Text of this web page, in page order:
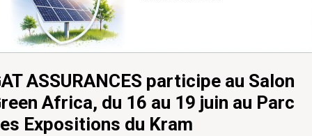
ASSURANCES participe au Salon
Africa, du 16 au 19 juin au Parc
Expositions du Kram